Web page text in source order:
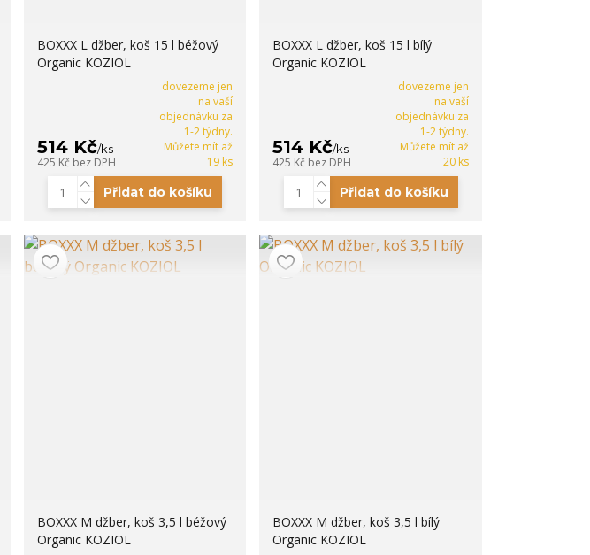
BOXXX L džber, koš 15 l béžový
Organic KOZIOL
514 Kč/ks
425 Kč bez DPH
dovezeme jen
na vaší
objednávku za
1-2 týdny.
Můžete mít až
19 ks
Přidat do košíku
BOXXX L džber, koš 15 l bílý
Organic KOZIOL
514 Kč/ks
425 Kč bez DPH
dovezeme jen
na vaší
objednávku za
1-2 týdny.
Můžete mít až
20 ks
Přidat do košíku
BOXXX M džber, koš 3,5 l béžový
Organic KOZIOL
BOXXX M džber, koš 3,5 l bílý
Organic KOZIOL